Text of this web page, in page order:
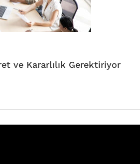
ve Kararlılık Gerektiriyor